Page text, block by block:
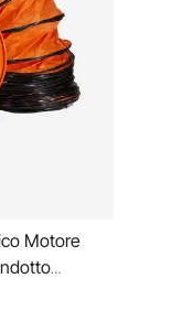
Motore
5m
di